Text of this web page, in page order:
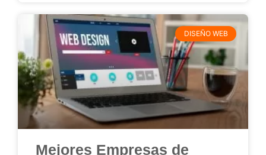
DISEÑO WEB
Mejores Empresas de